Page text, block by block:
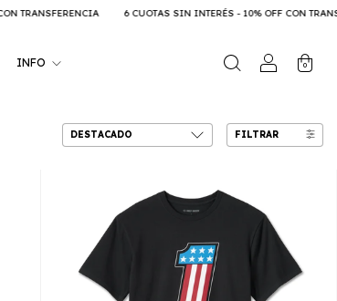
SIN INTERÉS - 10% OFF CON TRANSFERENCIA 6 CUOTAS SIN
INFO 0
FILTRAR